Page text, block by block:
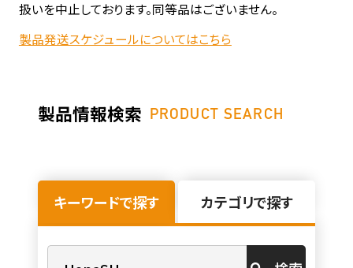
扱いを中止しております。同等品はございません。
製品発送スケジュールについてはこちら
製品情報検索 PRODUCT SEARCH
キーワードで探す カテゴリで探す